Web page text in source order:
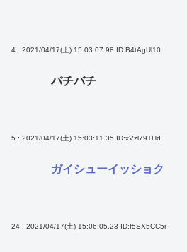
4 : 2021/04/17(土) 15:03:07.98 ID:B4tAgUl10
バチバチ
5 : 2021/04/17(土) 15:03:11.35 ID:xVzl79THd
ガイシューイッショク
24 : 2021/04/17(土) 15:06:05.23 ID:f5SX5CC5r